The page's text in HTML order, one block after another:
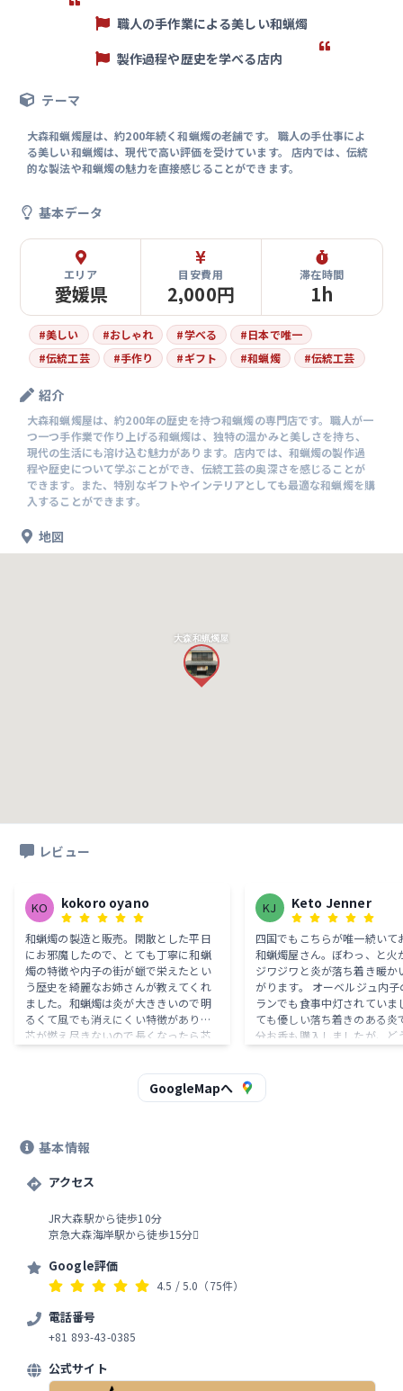
職人の手作業による美しい和蝋燭
製作過程や歴史を学べる店内
テーマ
大森和蝋燭屋は、約200年続く和蝋燭の老舗です。 職人の手仕事によ
る美しい和蝋燭は、現代で高い評価を受けています。 店内では、伝統
的な製法や和蝋燭の魅力を直接感じることができます。
基本データ
エリア
愛媛県
目安費用
2,000円
滞在時間
1h
#美しい #おしゃれ #学べる #日本で唯一
#伝統工芸 #手作り #ギフト #和蝋燭 #伝統工芸
紹介
大森和蝋燭屋は、約200年の歴史を持つ和蝋燭の専門店です。職人が一
つ一つ手作業で作り上げる和蝋燭は、独特の温かみと美しさを持ち、
現代の生活にも溶け込む魅力があります。店内では、和蝋燭の製作過
程や歴史について学ぶことができ、伝統工芸の奥深さを感じることが
できます。また、特別なギフトやインテリアとしても最適な和蝋燭を購
入することができます。
地図
大森和蝋燭屋
レビュー
KO kokoro oyano
和蝋燭の製造と販売。閑散とした平日
にお邪魔したので、とても丁寧に和蝋
燭の特徴や内子の街が蠟で栄えたとい
う歴史を綺麗なお姉さんが教えてくれ
ました。和蝋燭は炎が大ききいので明
るくて風でも消えにくい特徴があり、
芯が燃え尽きないので長くなったら芯
をゆっくり見ることができます。貴重
な手作りなのに値段は手ごろです。
KJ Keto Jenner
四国でもこちらが唯一続いて
和蝋燭屋さん。ぼわっ、と火
ジワジワと炎が落ち着き暖か
がります。 オーベルジュ内
ランでも食事中灯されていま
ても優しい落ち着きのある炎
分お香も購入しましたが、ど
なく1箱終わってしまいまし
いりそうです。 お店前には
GoogleMapへ
基本情報
アクセス
JR大森駅から徒歩10分
京急大森海岸駅から徒歩15分
Google評価
4.5 / 5.0 （75件）
電話番号
+81 893-43-0385
公式サイト